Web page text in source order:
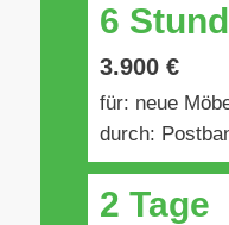
6
3.900 €
für: neue
durch:
2 Tage